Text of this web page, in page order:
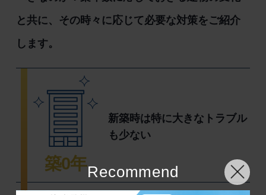
と共に、その時々に応じて必要な対策をご紹介
します。
築0年
新築時は特に大きなトラブル
も少ない
Recommend